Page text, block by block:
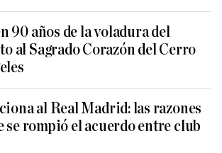
90 años de la voladura del
al Sagrado Corazón del Cerro
al Real Madrid: las razones
se rompió el acuerdo entre club